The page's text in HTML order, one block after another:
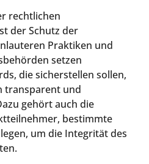
rechtlichen
der Schutz der
Praktiken und
setzen
die sicherstellen sollen,
transparent und
gehört auch die
bestimmte
um die Integrität des